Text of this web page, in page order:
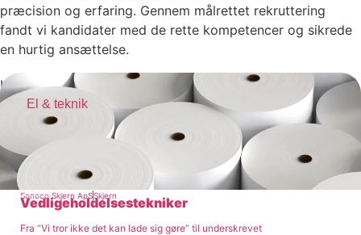
præcision og erfaring. Gennem målrettet rekruttering
fandt vi kandidater med de rette kompetencer og sikrede
en hurtig ansættelse.
Kundecases
El & teknik
Sonoco Skjern ApSSkjern
Vedligeholdelsestekniker
Fra “Vi tror ikke det kan lade sig gøre” til underskrevet